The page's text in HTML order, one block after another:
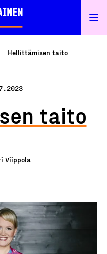
Hellittämisen taito
taito
Viippola